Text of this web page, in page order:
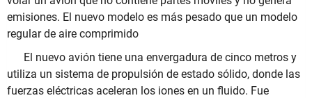
emisiones. El nuevo modelo es más pesado que un modelo
regular de aire comprimido
El nuevo avión tiene una envergadura de cinco metros y
utiliza un sistema de propulsión de estado sólido, donde las
fuerzas eléctricas aceleran los iones en un fluido. Fue